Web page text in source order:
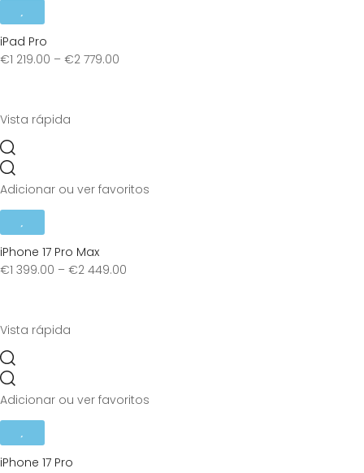
iPad Pro
€1 219.00 – €2 779.00
Vista rápida
Adicionar ou ver favoritos
iPhone 17 Pro Max
€1 399.00 – €2 449.00
Vista rápida
Adicionar ou ver favoritos
iPhone 17 Pro